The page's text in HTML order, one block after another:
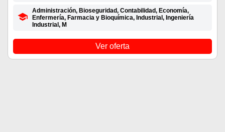
Administración, Bioseguridad, Contabilidad, Economía,
Enfermería, Farmacia y Bioquímica, Industrial, Ingeniería
Industrial, M
Ver oferta